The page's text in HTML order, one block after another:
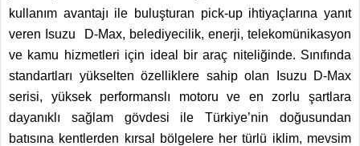
kullanım avantajı ile buluşturan pick-up ihtiyaçlarına yanıt
veren Isuzu D-Max, belediyecilik, enerji, telekomünikasyon
ve kamu hizmetleri için ideal bir araç niteliğinde. Sınıfında
standartları yükselten özelliklere sahip olan Isuzu D-Max
serisi, yüksek performanslı motoru ve en zorlu şartlara
dayanıklı sağlam gövdesi ile Türkiye’nin doğusundan
batısına kentlerden kırsal bölgelere her türlü iklim, mevsim